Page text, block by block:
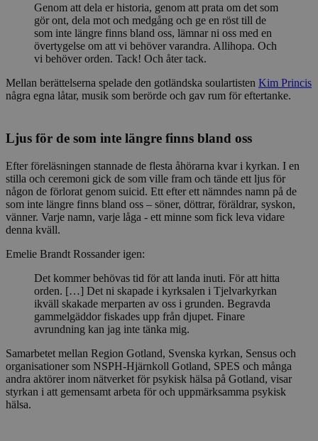
Genom att dela er historia, genom att prata om det som
gör ont, dela mot och medgång och ge en röst till de
som inte längre finns bland oss, lämnar ni oss med en
övertygelse om att vi behöver varandra. Allihopa. Och
vi behöver orden. Tack! Och åter tack.
Mellan berättelserna spelade den gotländska soulartisten Kim Princis
några egna låtar, musik som berörde och gav rum för eftertanke.
Ljus för de som inte längre finns bland oss
Efter föreläsningen stannade de flesta åhörarna kvar i kyrkan. I en
stilla och ceremoni gick de som ville fram och tände ett ljus för
någon de förlorat genom suicid. Ett efter ett nämndes namn på de
som inte längre finns bland oss – söner, döttrar, föräldrar, syskon,
vänner. Varje namn, varje låga - ett minne som fick leva vidare
denna kväll.
Emelie Brandt Rossander igen:
Det kommer behövas tid för att landa inuti. För att hitta
orden. […] Det ni skapade i kyrksalen i Tjelvarkyrkan
ikväll skakade merparten av oss i grunden. Begravda
gammelgäddor fiskades upp från djupet. Finare
avrundning kan jag inte tänka mig.
Samarbetet mellan Region Gotland, Svenska kyrkan, Sensus och
organisationer som NSPH-Hjärnkoll Gotland, SPES och många
andra aktörer inom nätverket för psykisk hälsa på Gotland, visar
styrkan i att gemensamt arbeta för och uppmärksamma psykisk
hälsa.